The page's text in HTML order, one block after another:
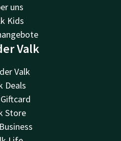
uns
Kids
Valk
Valk
Deals
Store